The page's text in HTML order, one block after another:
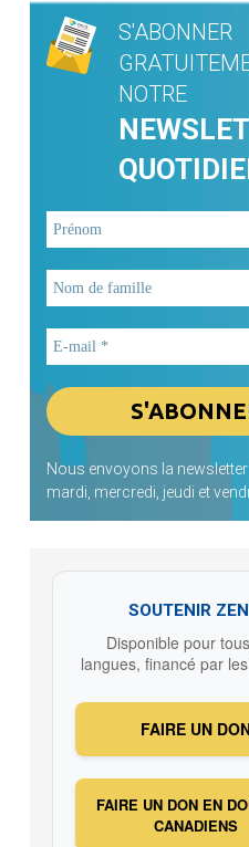
S'ABONNER
NOTRE
Nous envoyons la newsletter
mardi, mercredi, jeudi et
SOUTENIR
Disponible pour
langues, financé par
FAIRE UN
FAIRE UN DON EN
CANADIENS